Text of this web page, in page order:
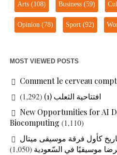
Arts (108) Business (59)
Opinion (78) Sport (92)
MOST VIEWED POSTS
Comment le cerveau
افتتاحية الثعلب (1)
(1,292)
New Opportunities for AI
Biocomputing (1,110)
كأول فرقة موسيقى ميتال
موسيقيًا في السّعودية (1,050)